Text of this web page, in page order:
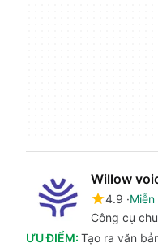
Willow
4.9 Miễn
Công cụ
ƯU ĐIỂM: Tạo ra văn